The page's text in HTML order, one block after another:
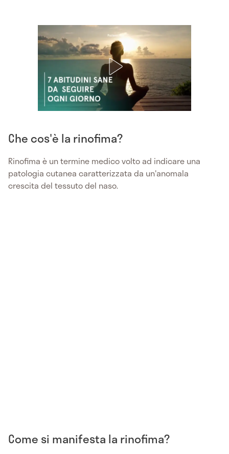
Che cos'è la rinofima?
Rinofima è un termine medico volto ad indicare una
patologia cutanea caratterizzata da un'anomala
crescita del tessuto del naso.
Come si manifesta la rinofima?